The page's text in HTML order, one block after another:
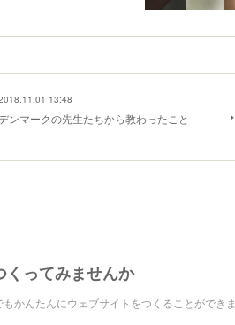
13:48
ンマークの先生たちから教わったこと
くってみませんか
かんたんにウェブサイトをつくることができま